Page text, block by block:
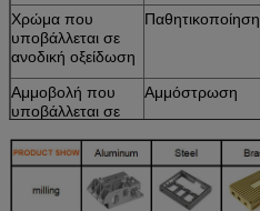
Χρώμα που
υποβάλλεται σε
ανοδική οξείδωση
Παθητικοποίηση
Αμμοβολή που
υποβάλλεται σε
Αμμόστρωση
Χημική ταινία Χάραξη λέιζερ
Βούρτσισμα